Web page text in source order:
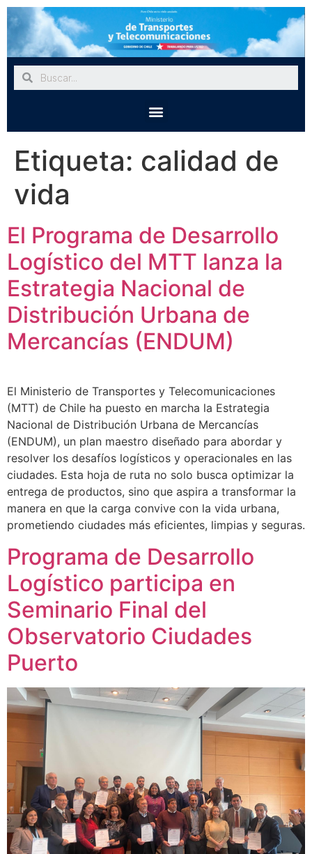
Etiqueta: calidad de
vida
El Programa de Desarrollo
Logístico del MTT lanza la
Estrategia Nacional de
Distribución Urbana de
Mercancías (ENDUM)
El Ministerio de Transportes y Telecomunicaciones
(MTT) de Chile ha puesto en marcha la Estrategia
Nacional de Distribución Urbana de Mercancías
(ENDUM), un plan maestro diseñado para abordar y
resolver los desafíos logísticos y operacionales en las
ciudades. Esta hoja de ruta no solo busca optimizar la
entrega de productos, sino que aspira a transformar la
manera en que la carga convive con la vida urbana,
prometiendo ciudades más eficientes, limpias y seguras.
Programa de Desarrollo
Logístico participa en
Seminario Final del
Observatorio Ciudades
Puerto